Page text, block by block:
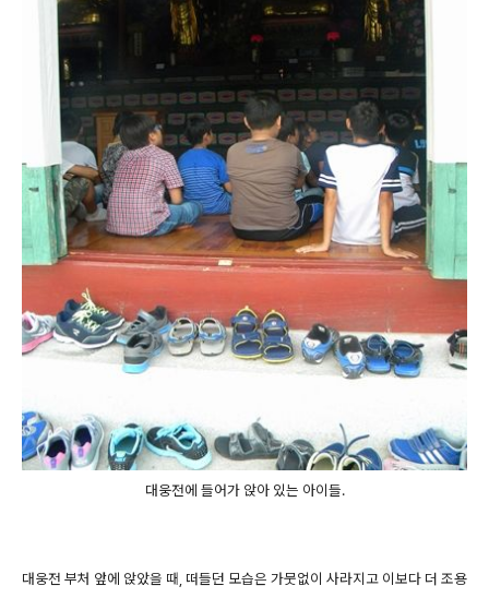
대웅전에 들어가 앉아 있는 아이들.
대웅전 부처 앞에 앉았을 때, 떠들던 모습은 가뭇없이 사라지고 이보다 더 조용